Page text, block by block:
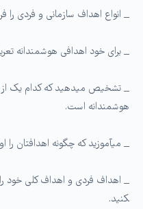
_ انواع اهداف سازمانی و فردی را
_ برای خود اهدافی هوشمندانه
_ تشخیص می­دهید که ­کدام یک از
هوشمندانه است.
_ می­آموزید که چگونه اهدافتان را
کنید.